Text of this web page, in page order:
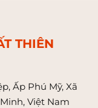
THIÊN
Ấp Phú Mỹ, Xã
Việt Nam